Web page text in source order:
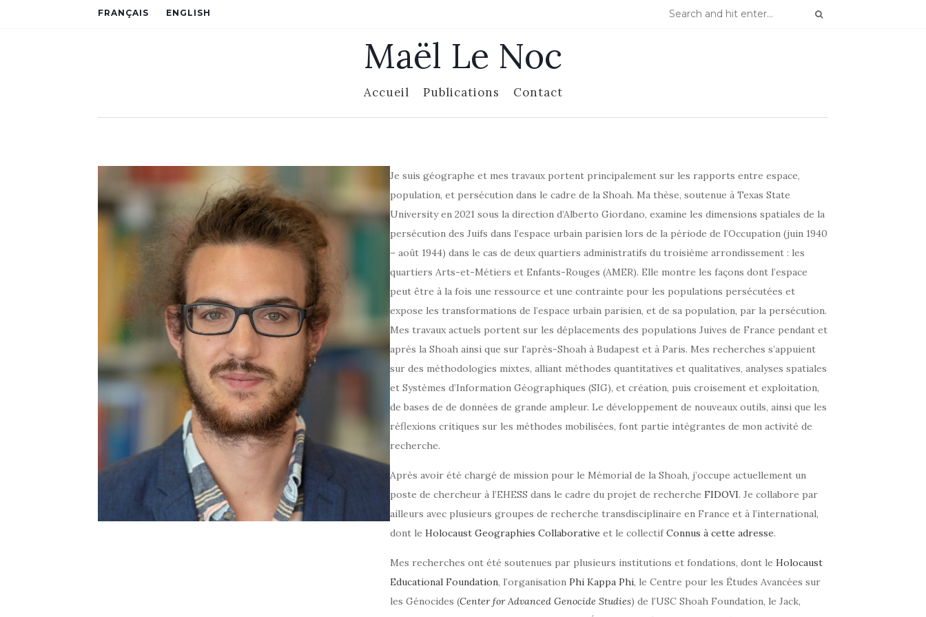
FRANÇAIS ENGLISH
Maël Le Noc
Accueil Publications Contact
Je suis géographe et mes travaux portent principalement sur les rapports entre espace,
population, et persécution dans le cadre de la Shoah. Ma thèse, soutenue à Texas State
University en 2021 sous la direction d’Alberto Giordano, examine les dimensions spatiales de la
persécution des Juifs dans l’espace urbain parisien lors de la période de l’Occupation (juin 1940
– août 1944) dans le cas de deux quartiers administratifs du troisième arrondissement : les
quartiers Arts-et-Métiers et Enfants-Rouges (AMER). Elle montre les façons dont l’espace
peut être à la fois une ressource et une contrainte pour les populations persécutées et
expose les transformations de l’espace urbain parisien, et de sa population, par la persécution.
Mes travaux actuels portent sur les déplacements des populations Juives de France pendant et
après la Shoah ainsi que sur l’après-Shoah à Budapest et à Paris. Mes recherches s’appuient
sur des méthodologies mixtes, alliant méthodes quantitatives et qualitatives, analyses spatiales
et Systèmes d’Information Géographiques (SIG), et création, puis croisement et exploitation,
de bases de de données de grande ampleur. Le développement de nouveaux outils, ainsi que les
réflexions critiques sur les méthodes mobilisées, font partie intégrantes de mon activité de
recherche.
Après avoir été chargé de mission pour le Mémorial de la Shoah, j’occupe actuellement un
poste de chercheur à l’EHESS dans le cadre du projet de recherche FIDOVI. Je collabore par
ailleurs avec plusieurs groupes de recherche transdisciplinaire en France et à l’international,
dont le Holocaust Geographies Collaborative et le collectifConnus à cette adresse.
Mes recherches ont été soutenues par plusieurs institutions et fondations, dont le Holocaust
Educational Foundation, l’organisation Phi Kappa Phi, le Centre pour les Études Avancées sur
les Génocides (Center for Advanced Genocide Studies) de l’USC Shoah Foundation, le Jack,